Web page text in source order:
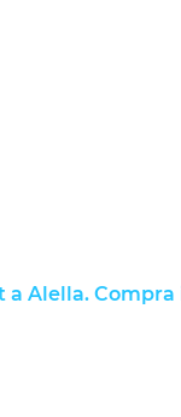
a Alella.